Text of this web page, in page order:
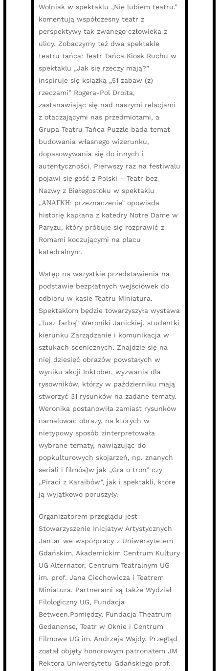
Wolniak w spektaklu „Nie lubiem teatru.”
komentują współczesny teatr z
perspektywy tak zwanego człowieka z
ulicy. Zobaczymy też dwa spektakle
teatru tańca: Teatr Tańca Kiosk Ruchu w
spektaklu „Jak się rzeczy mają?”
inspiruje się książką „51 zabaw (z)
rzeczami” Rogera-Pol Droita,
zastanawiając się nad naszymi relacjami
z otaczającymi nas przedmiotami, a
Grupa Teatru Tańca Puzzle bada temat
budowania własnego wizerunku,
dopasowywania się do innych i
autentyczności. Pierwszy raz na festiwalu
pojawi się gość z Polski – Teatr bez
Nazwy z Białegostoku w spektaklu
„ΑΝАΓΚΗ: przeznaczenie” opowiada
historię kapłana z katedry Notre Dame w
Paryżu, który próbuje się rozprawić z
Romami koczującymi na placu
katedralnym.
Wstęp na wszystkie przedstawienia na
podstawie bezpłatnych wejściówek do
odbioru w kasie Teatru Miniatura.
Spektaklom będzie towarzyszyła wystawa
„Tusz farbą” Weroniki Janickiej, studentki
kierunku Zarządzanie i komunikacja w
sztukach scenicznych. Znajdzie się na
niej dziesięć obrazów powstałych w
wyniku akcji Inktober, wyzwania dla
rysowników, którzy w październiku mają
stworzyć 31 rysunków na zadane tematy.
Weronika postanowiła zamiast rysunków
namalować obrazy, na których w
nietypowy sposób zinterpretowała
wybrane tematy, nawiązując do
popkulturowych skojarzeń, np. znanych
seriali i filmóa)w jak „Gra o tron” czy
„Piraci z Karaibów”, jak i spektakli, które
ją wyjątkowo poruszyły.
Organizatorem przeglądu jest
Stowarzyszenie Inicjatyw Artystycznych
Jantar we współpracy z Uniwersytetem
Gdańskim, Akademickim Centrum Kultury
UG Alternator, Centrum Teatralnym UG
im. prof. Jana Ciechowicza i Teatrem
Miniatura. Partnerami są także Wydział
Filologiczny UG, Fundacja
Between.Pomiędzy, Fundacja Theatrum
Gedanense, Teatr w Oknie i Centrum
Filmowe UG im. Andrzeja Wajdy. Przegląd
został objęty honorowym patronatem JM
Rektora Uniwersytetu Gdańskiego prof.